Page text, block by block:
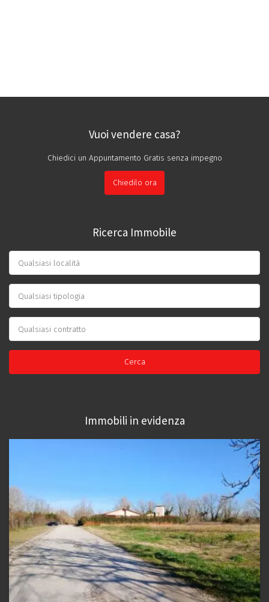
Vuoi vendere casa?
Chiedici un Appuntamento Gratis senza impegno
Chiedilo ora
Ricerca Immobile
Immobili in evidenza